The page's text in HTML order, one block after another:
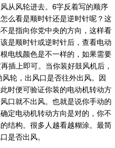
从风轮进去。6字反着写的顺序
么看是顺时针还是逆时针呢？这
是指向你党中央的方向，这样看
是顺时针或逆时针后，查看电动
电线颜色是不一样的，如果需要
插上即可。当你装好鼓风机后，
轮，出风口是否往外出风。因
时便可验证你装的电动机转动方
口就不出风。也就是说你手动的
定电动机转动方向是对的，你不
结构。很多人越看越糊涂。最简
是否出风。